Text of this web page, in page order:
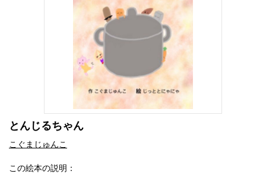
とんじるちゃん
こぐまじゅんこ
この絵本の説明：